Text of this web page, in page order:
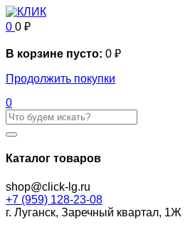
0 0 ₽
В корзине пусто: 0 ₽
Продолжить покупки
0
Каталог товаров
shop@click-lg.ru
+7 (959) 128-23-08
г. Луганск, Заречный квартал, 1Ж